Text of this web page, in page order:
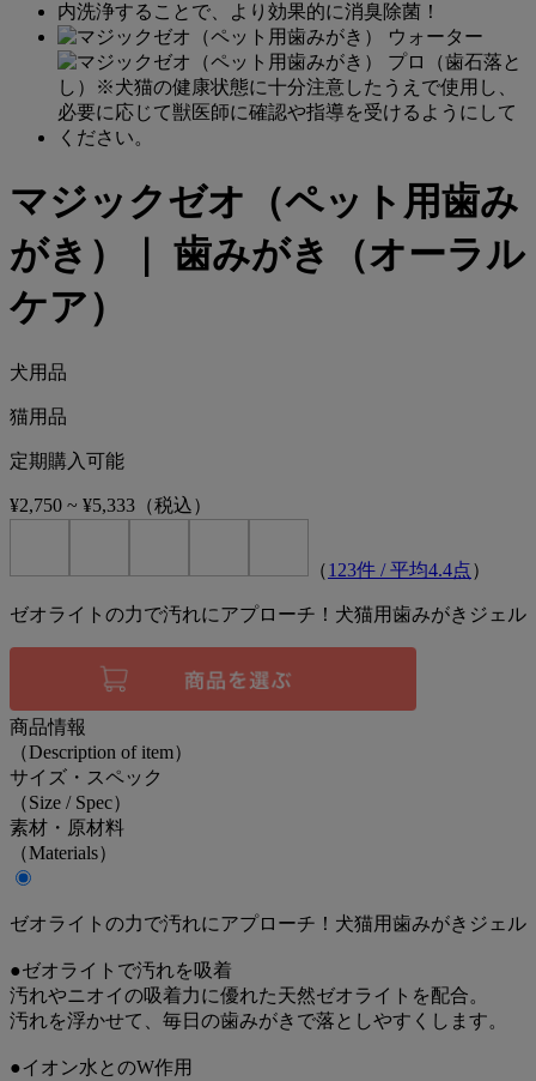
マジックゼオ（ペット用歯み
がき）｜ 歯みがき（オーラル
ケア）
犬用品
猫用品
定期購入可能
¥2,750 ~ ¥5,333 （税込）
（123件 / 平均4.4点）
ゼオライトの力で汚れにアプローチ！犬猫用歯みがきジェル
商品情報
（Description of item）
サイズ・スペック
（Size / Spec）
素材・原材料
（Materials）
ゼオライトの力で汚れにアプローチ！犬猫用歯みがきジェル
●ゼオライトで汚れを吸着
汚れやニオイの吸着力に優れた天然ゼオライトを配合。
汚れを浮かせて、毎日の歯みがきで落としやすくします。
●イオン水とのW作用